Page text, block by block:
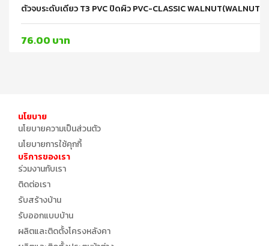
ตัวจบระดับเดียว T3 PVC ปิดผิว PVC-CLASSIC WALNUT(WALNUT
76.00 บาท
นโยบาย
นโยบายความเป็นส่วนตัว
นโยบายการใช้คุกกี้
บริการของเรา
ร่วมงานกับเรา
ติดต่อเรา
รับสร้างบ้าน
รับออกแบบบ้าน
ผลิตและติดตั้งโครงหลังคา